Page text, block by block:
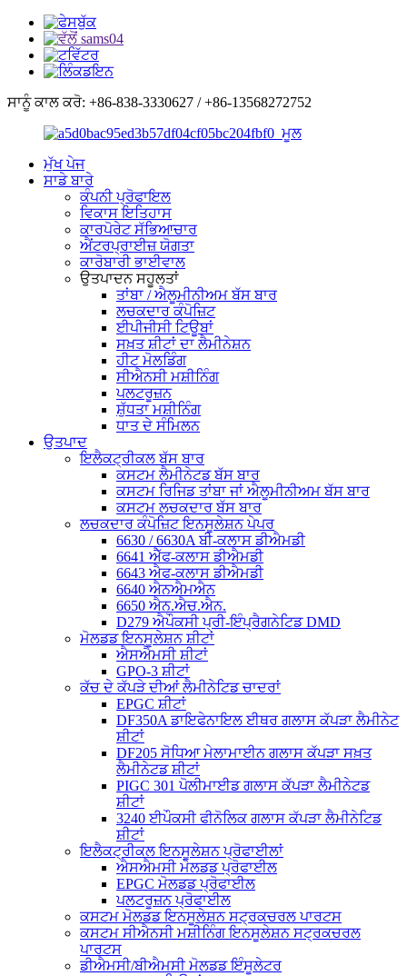
ਸਾਨੂੰ ਕਾਲ ਕਰੋ: +86-838-3330627 / +86-13568272752
ਮੁੱਖ ਪੇਜ
ਸਾਡੇ ਬਾਰੇ
ਕੰਪਨੀ ਪ੍ਰੋਫਾਇਲ
ਵਿਕਾਸ ਇਤਿਹਾਸ
ਕਾਰਪੋਰੇਟ ਸੱਭਿਆਚਾਰ
ਐਂਟਰਪ੍ਰਾਈਜ਼ ਯੋਗਤਾ
ਕਾਰੋਬਾਰੀ ਭਾਈਵਾਲ
ਉਤਪਾਦਨ ਸਹੂਲਤਾਂ
ਤਾਂਬਾ / ਐਲੂਮੀਨੀਅਮ ਬੱਸ ਬਾਰ
ਲਚਕਦਾਰ ਕੰਪੋਜ਼ਿਟ
ਈਪੀਜੀਸੀ ਟਿਊਬਾਂ
ਸਖ਼ਤ ਸ਼ੀਟਾਂ ਦਾ ਲੈਮੀਨੇਸ਼ਨ
ਹੀਟ ਮੋਲਡਿੰਗ
ਸੀਐਨਸੀ ਮਸ਼ੀਨਿੰਗ
ਪਲਟਰੂਜ਼ਨ
ਸ਼ੁੱਧਤਾ ਮਸ਼ੀਨਿੰਗ
ਧਾਤ ਦੇ ਸੰਮਿਲਨ
ਉਤਪਾਦ
ਇਲੈਕਟ੍ਰੀਕਲ ਬੱਸ ਬਾਰ
ਕਸਟਮ ਲੈਮੀਨੇਟਡ ਬੱਸ ਬਾਰ
ਕਸਟਮ ਰਿਜਿਡ ਤਾਂਬਾ ਜਾਂ ਐਲੂਮੀਨੀਅਮ ਬੱਸ ਬਾਰ
ਕਸਟਮ ਲਚਕਦਾਰ ਬੱਸ ਬਾਰ
ਲਚਕਦਾਰ ਕੰਪੋਜ਼ਿਟ ਇਨਸੂਲੇਸ਼ਨ ਪੇਪਰ
6630 / 6630A ਬੀ-ਕਲਾਸ ਡੀਐਮਡੀ
6641 ਐੱਫ-ਕਲਾਸ ਡੀਐਮਡੀ
6643 ਐਫ-ਕਲਾਸ ਡੀਐਮਡੀ
6640 ਐਨਐਮਐਨ
6650 ਐਨ.ਐਚ.ਐਨ.
D279 ਐਪੌਕਸੀ ਪ੍ਰੀ-ਇੰਪ੍ਰੈਗਨੇਟਿਡ DMD
ਮੋਲਡਡ ਇਨਸੂਲੇਸ਼ਨ ਸ਼ੀਟਾਂ
ਐਸਐਮਸੀ ਸ਼ੀਟਾਂ
GPO-3 ਸ਼ੀਟਾਂ
ਕੱਚ ਦੇ ਕੱਪੜੇ ਦੀਆਂ ਲੈਮੀਨੇਟਿਡ ਚਾਦਰਾਂ
EPGC ਸ਼ੀਟਾਂ
DF350A ਡਾਇਫੇਨਾਇਲ ਈਥਰ ਗਲਾਸ ਕੱਪੜਾ ਲੈਮੀਨੇਟ
ਸ਼ੀਟਾਂ
DF205 ਸੋਧਿਆ ਮੇਲਾਮਾਈਨ ਗਲਾਸ ਕੱਪੜਾ ਸਖ਼ਤ
ਲੈਮੀਨੇਟਡ ਸ਼ੀਟਾਂ
PIGC 301 ਪੋਲੀਮਾਈਡ ਗਲਾਸ ਕੱਪੜਾ ਲੈਮੀਨੇਟਡ
ਸ਼ੀਟਾਂ
3240 ਈਪੌਕਸੀ ਫੀਨੋਲਿਕ ਗਲਾਸ ਕੱਪੜਾ ਲੈਮੀਨੇਟਿਡ
ਸ਼ੀਟਾਂ
ਇਲੈਕਟ੍ਰੀਕਲ ਇਨਸੂਲੇਸ਼ਨ ਪ੍ਰੋਫਾਈਲਾਂ
ਐਸਐਮਸੀ ਮੋਲਡਡ ਪ੍ਰੋਫਾਈਲ
EPGC ਮੋਲਡਡ ਪ੍ਰੋਫਾਈਲ
ਪਲਟਰੂਜ਼ਨ ਪ੍ਰੋਫਾਈਲ
ਕਸਟਮ ਮੋਲਡਡ ਇਨਸੂਲੇਸ਼ਨ ਸਟ੍ਰਕਚਰਲ ਪਾਰਟਸ
ਕਸਟਮ ਸੀਐਨਸੀ ਮਸ਼ੀਨਿੰਗ ਇਨਸੂਲੇਸ਼ਨ ਸਟ੍ਰਕਚਰਲ
ਪਾਰਟਸ
ਡੀਐਮਸੀ/ਬੀਐਮਸੀ ਮੋਲਡਡ ਇੰਸੂਲੇਟਰ